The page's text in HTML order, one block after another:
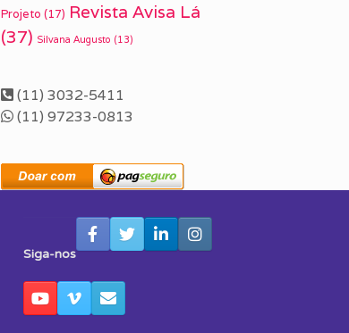
Projeto (17) Revista Avisa Lá
(37) Silvana Augusto (13)
(11) 3032-5411
(11) 97233-0813
Siga-nos